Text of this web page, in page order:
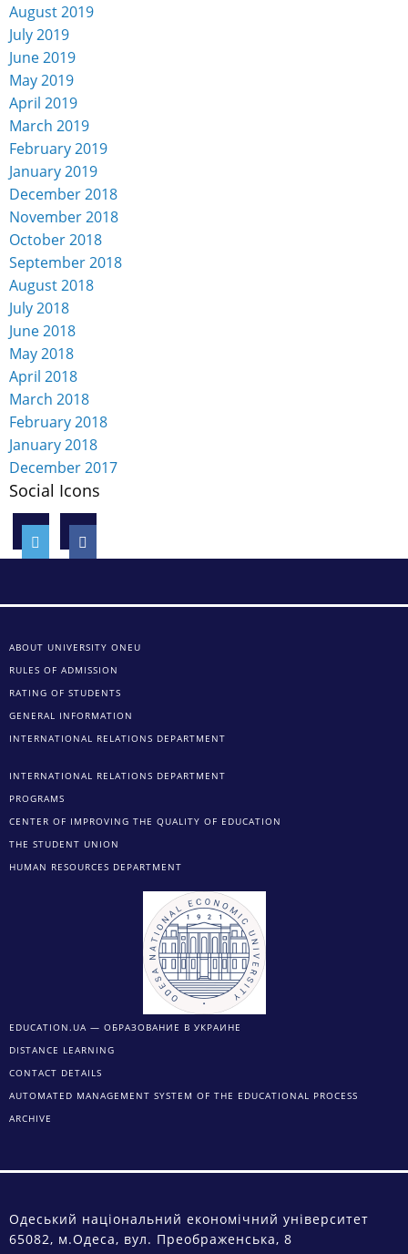
August 2019
July 2019
June 2019
May 2019
April 2019
March 2019
February 2019
January 2019
December 2018
November 2018
October 2018
September 2018
August 2018
July 2018
June 2018
May 2018
April 2018
March 2018
February 2018
January 2018
December 2017
Social Icons
ABOUT UNIVERSITY ONEU
RULES OF ADMISSION
RATING OF STUDENTS
GENERAL INFORMATION
INTERNATIONAL RELATIONS DEPARTMENT
INTERNATIONAL RELATIONS DEPARTMENT
PROGRAMS
CENTER OF IMPROVING THE QUALITY OF EDUCATION
THE STUDENT UNION
HUMAN RESOURCES DEPARTMENT
EDUCATION.UA — ОБРАЗОВАНИЕ В УКРАИНЕ
DISTANCE LEARNING
CONTACT DETAILS
AUTOMATED MANAGEMENT SYSTEM OF THE EDUCATIONAL PROCESS
ARCHIVE
Одеський національний економічний університет
65082, м.Одеса, вул. Преображенська, 8